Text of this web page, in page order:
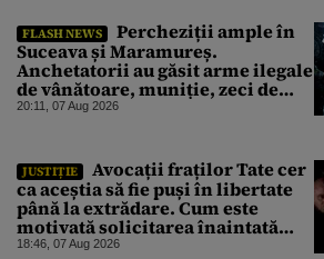
FLASH NEWS
Percheziții ample în
Suceava și Maramureș.
Anchetatorii au găsit arme ilegale
de vânătoare, muniție, zeci de
trofee de vânat și materiale
20:11, 07 Aug 2026
JUSTIȚIE
Avocații fraților Tate cer
ca aceștia să fie puși în libertate
până la extrădare. Cum este
motivată solicitarea înaintată
instanței
18:46, 07 Aug 2026